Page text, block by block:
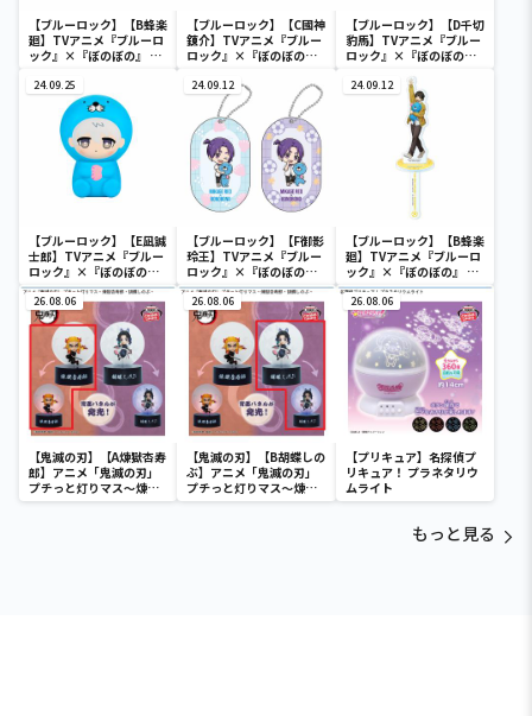
【ブルーロック】【B蜂楽
廻】TVアニメ『ブルーロ
ック』×『ぼのぼの』 ぷ
【ブルーロック】【C國神
錬介】TVアニメ『ブルー
ロック』×『ぼのぼの』
ア
【ブルーロック】【D千切
豹馬】TVアニメ『ブルー
ロック』×『ぼのぼの』
ア
24.09.25
【ブルーロック】【E凪誠
士郎】TVアニメ『ブルー
ロック』×『ぼのぼの』
ぷにぷにソフビフィギュ
ア
24.09.12
【ブルーロック】【F御影
玲王】TVアニメ『ブルー
ロック』×『ぼのぼの』
レンチキュラーキーホル
ダー
24.09.12
【ブルーロック】【B蜂楽
廻】TVアニメ『ブルーロ
ック』×『ぼのぼの』 ス
タンド付きアクリルフォ
トスティック
26.08.06
【鬼滅の刃】【A煉獄杏寿
郎】アニメ「鬼滅の刃」
プチっと灯りマス～煉獄
杏寿郎・胡蝶しのぶ～
26.08.06
【鬼滅の刃】【B胡蝶しの
ぶ】アニメ「鬼滅の刃」
プチっと灯りマス～煉獄
杏寿郎・胡蝶しのぶ～
26.08.06
【プリキュア】名探偵プ
リキュア！ プラネタリウ
ムライト
もっと見る